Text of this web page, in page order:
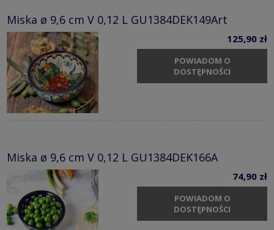
Miska ø 9,6 cm V 0,12 L GU1384DEK149Art
125,90 zł
POWIADOM O
DOSTĘPNOŚCI
Miska ø 9,6 cm V 0,12 L GU1384DEK166A
74,90 zł
POWIADOM O
DOSTĘPNOŚCI